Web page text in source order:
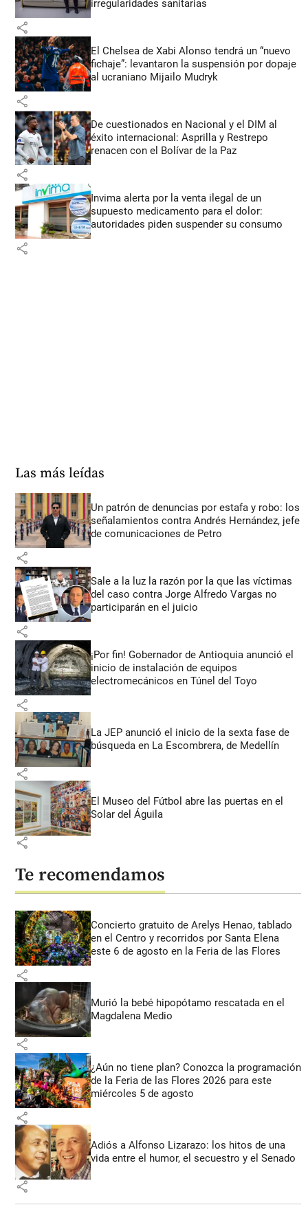
irregularidades sanitarias
share
El Chelsea de Xabi Alonso tendrá un “nuevo
fichaje”: levantaron la suspensión por dopaje
al ucraniano Mijailo Mudryk
share
De cuestionados en Nacional y el DIM al
éxito internacional: Asprilla y Restrepo
renacen con el Bolívar de la Paz
share
Invima alerta por la venta ilegal de un
supuesto medicamento para el dolor:
autoridades piden suspender su consumo
share
Las más leídas
Un patrón de denuncias por estafa y robo: los
señalamientos contra Andrés Hernández, jefe
de comunicaciones de Petro
share
Sale a la luz la razón por la que las víctimas
del caso contra Jorge Alfredo Vargas no
participarán en el juicio
share
¡Por fin! Gobernador de Antioquia anunció el
inicio de instalación de equipos
electromecánicos en Túnel del Toyo
share
La JEP anunció el inicio de la sexta fase de
búsqueda en La Escombrera, de Medellín
share
El Museo del Fútbol abre las puertas en el
Solar del Águila
share
Te recomendamos
Concierto gratuito de Arelys Henao, tablado
en el Centro y recorridos por Santa Elena
este 6 de agosto en la Feria de las Flores
share
Murió la bebé hipopótamo rescatada en el
Magdalena Medio
share
¿Aún no tiene plan? Conozca la programación
de la Feria de las Flores 2026 para este
miércoles 5 de agosto
share
Adiós a Alfonso Lizarazo: los hitos de una
vida entre el humor, el secuestro y el Senado
share